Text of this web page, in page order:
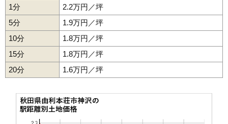
47 東鮎川
48 岩城勝手 1.7万円
49 西目町海士剥 1.6万円
50 矢島町元町 1.6万円
51 長坂 1.5万円
53 松ケ崎
54 大内三川
1分
2.2万円／坪
5分
1.9万円／坪
10分
1.8万円／坪
15分
1.8万円／坪
20分
1.6万円／坪